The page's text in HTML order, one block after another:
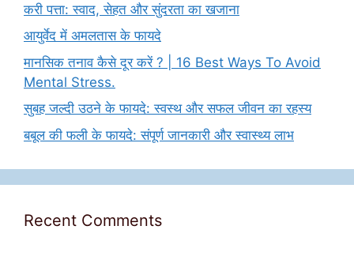
करी पत्ता: स्वाद, सेहत और सुंदरता का खजाना
आयुर्वेद में अमलतास के फायदे
मानसिक तनाव कैसे दूर करें ? | 16 Best Ways To Avoid
Mental Stress.
सुबह जल्दी उठने के फायदे: स्वस्थ और सफल जीवन का रहस्य
बबूल की फली के फायदे: संपूर्ण जानकारी और स्वास्थ्य लाभ
Recent Comments